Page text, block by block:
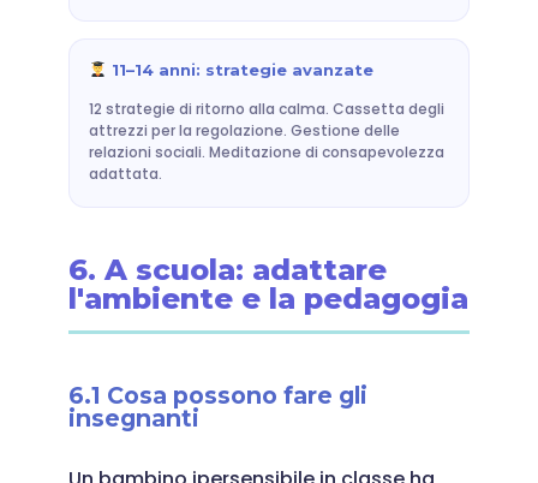
11–14 anni: strategie avanzate
12 strategie di ritorno alla calma. Cassetta degli
attrezzi per la regolazione. Gestione delle
relazioni sociali. Meditazione di consapevolezza
adattata.
6. A scuola: adattare
l'ambiente e la pedagogia
6.1 Cosa possono fare gli
insegnanti